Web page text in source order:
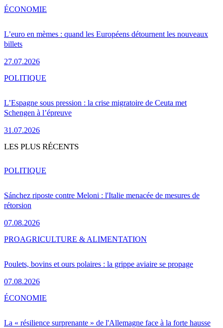
L’euro en mèmes : quand les Européens détournent les nouveaux
billets
27.07.2026
ÉCONOMIE
L’Espagne sous pression : la crise migratoire de Ceuta met
Schengen à l’épreuve
31.07.2026
POLITIQUE
LES PLUS RÉCENTS
Sánchez riposte contre Meloni : l'Italie menacée de mesures de
rétorsion
07.08.2026
POLITIQUE
Poulets, bovins et ours polaires : la grippe aviaire se propage
07.08.2026
PROAGRICULTURE & ALIMENTATION
La « résilience surprenante » de l'Allemagne face à la forte hausse
ÉCONOMIE